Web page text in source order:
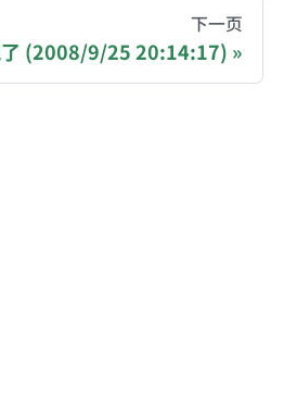
by the Chinese blogger
to help keep this site
下一页
(2008/9/25 20:14:17)